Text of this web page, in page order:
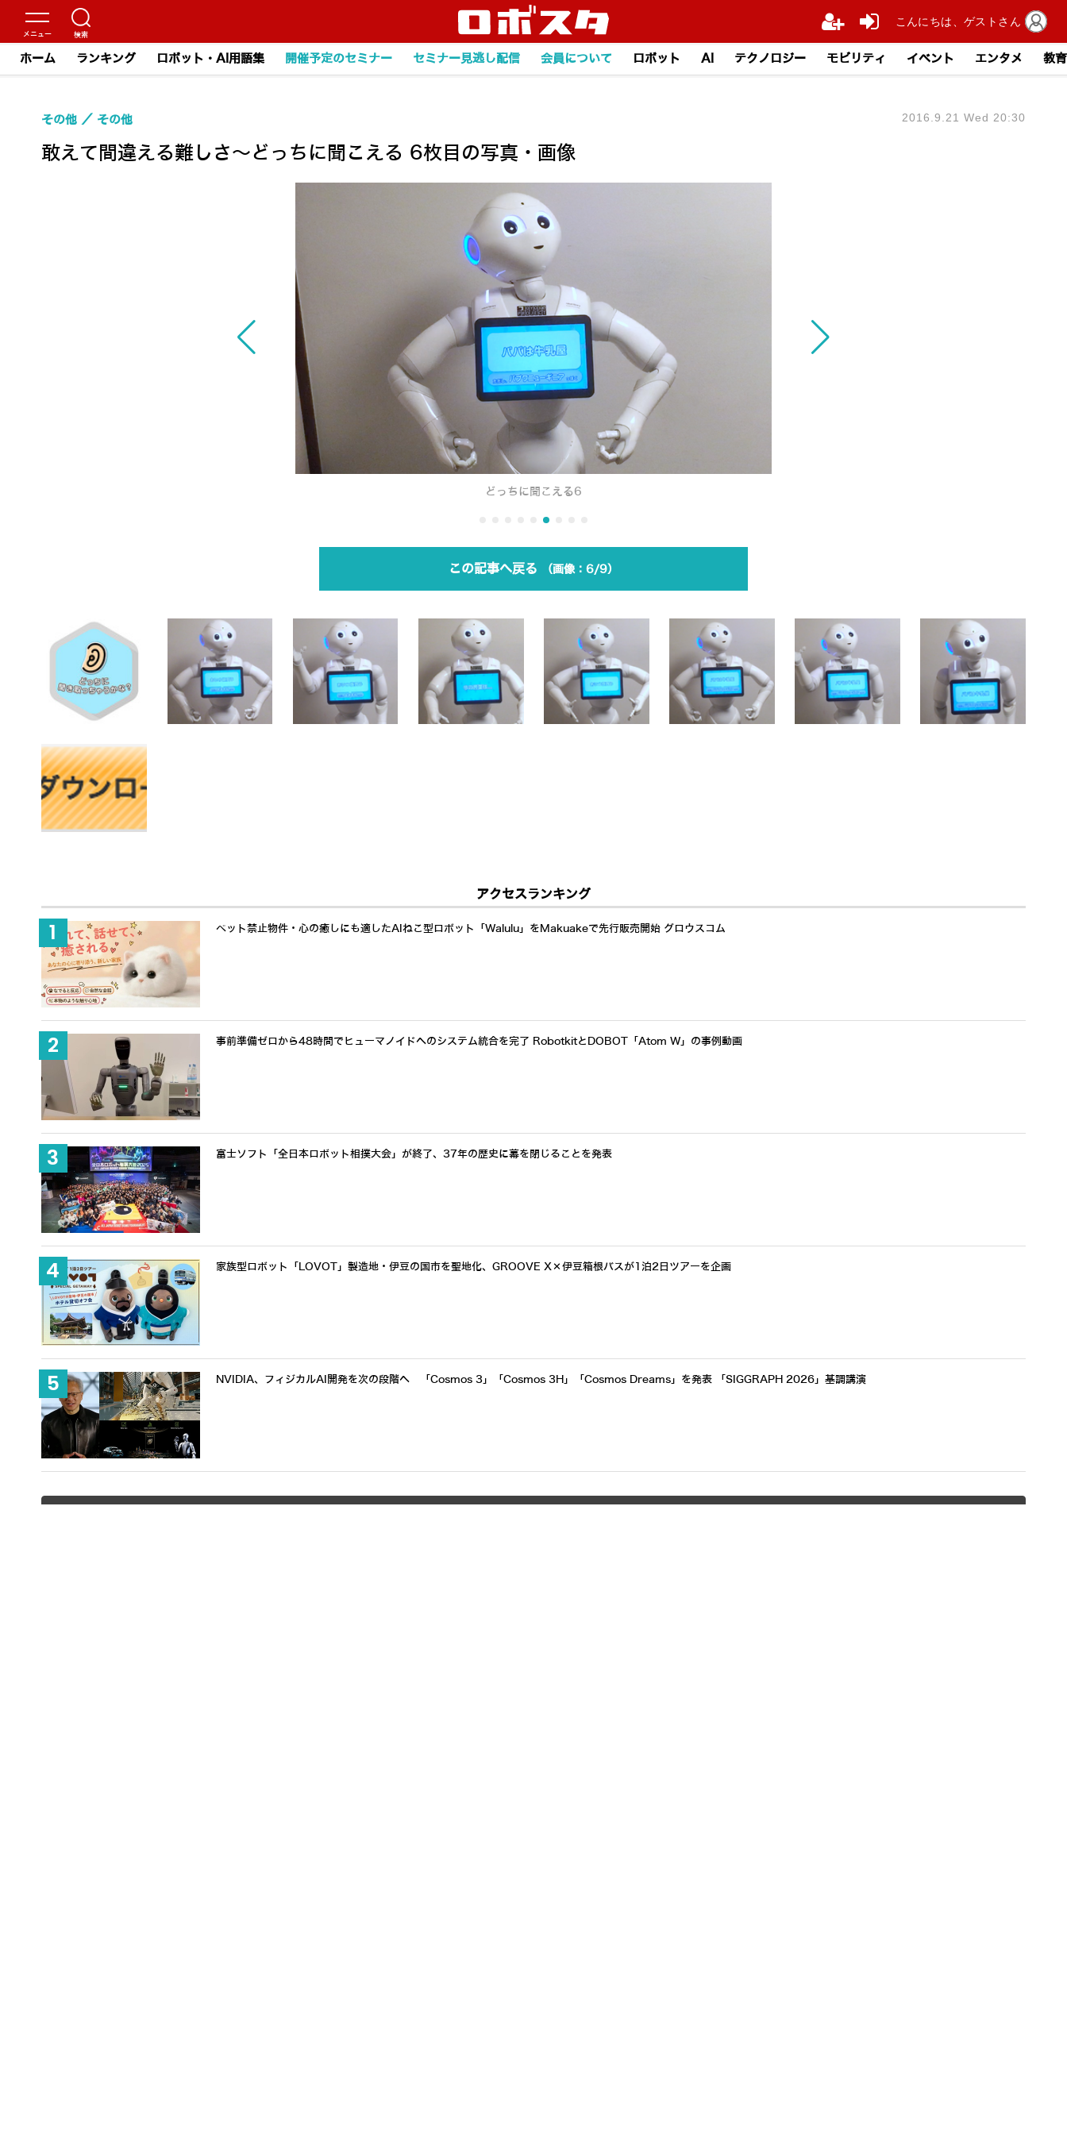
ホーム ランキング ロボット・AI用語集 開催予定のセミナー セミナー見逃し配信 会員について ロボット AI テクノロジー モビリティ イベント エンタメ 教育
敢えて間違える難しさ～どっちに聞こえる 6枚目の写真・画像
その他 その他 2016.9.21 Wed 20:30
どっちに聞こえる6
この記事へ戻る 6/9
アクセスランキング
ペット禁止物件・心の癒しにも適したAIねこ型ロボット「Walulu」をMakuakeで先行販売開始 グロウスコム
事前準備ゼロから48時間でヒューマノイドへのシステム統合を完了 RobotkitとDOBOT「Atom W」の事例動画
富士ソフト「全日本ロボット相撲大会」が終了、37年の歴史に幕を閉じることを発表
家族型ロボット「LOVOT」製造地・伊豆の国市を聖地化、GROOVE X×伊豆箱根バスが1泊2日ツアーを企画
NVIDIA、フィジカルAI開発を次の段階へ 「Cosmos 3」「Cosmos 3H」「Cosmos Dreams」を発表 「SIGGRAPH 2026」基調講演
こんにちは、ゲストさん